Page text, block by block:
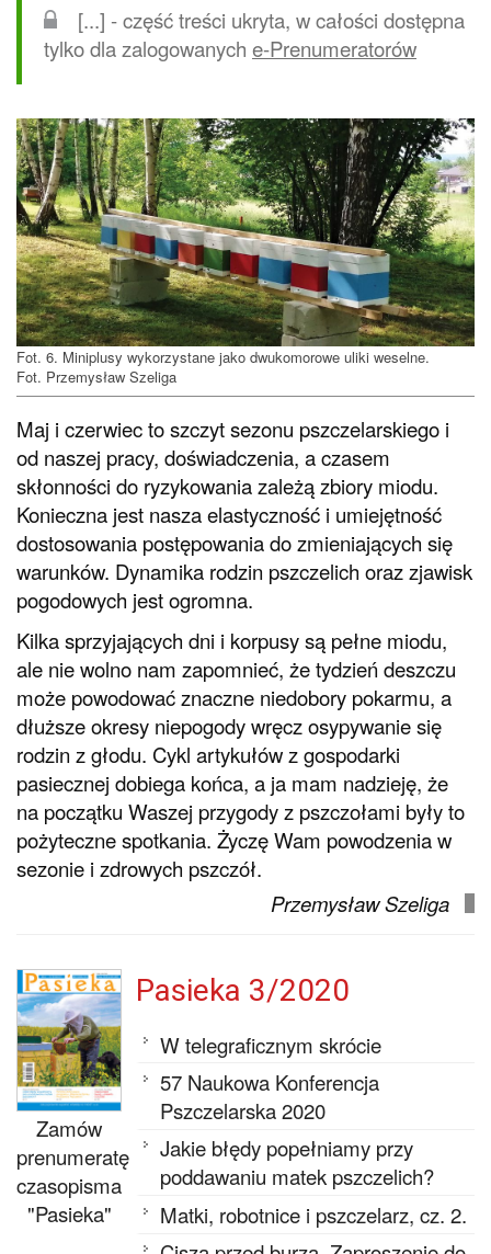
[...] - część treści ukryta, w całości dostępna
tylko dla zalogowanych e-Prenumeratorów
Fot. 6. Miniplusy wykorzystane jako dwukomorowe uliki weselne.
Fot. Przemysław Szeliga
Maj i czerwiec to szczyt sezonu pszczelarskiego i
od naszej pracy, doświadczenia, a czasem
skłonności do ryzykowania zależą zbiory miodu.
Konieczna jest nasza elastyczność i umiejętność
dostosowania postępowania do zmieniających się
warunków. Dynamika rodzin pszczelich oraz zjawisk
pogodowych jest ogromna.
Kilka sprzyjających dni i korpusy są pełne miodu,
ale nie wolno nam zapomnieć, że tydzień deszczu
może powodować znaczne niedobory pokarmu, a
dłuższe okresy niepogody wręcz osypywanie się
rodzin z głodu. Cykl artykułów z gospodarki
pasiecznej dobiega końca, a ja mam nadzieję, że
na początku Waszej przygody z pszczołami były to
pożyteczne spotkania. Życzę Wam powodzenia w
sezonie i zdrowych pszczół.
Przemysław Szeliga
Zamów
prenumeratę
czasopisma
"Pasieka"
Pasieka 3/2020
W telegraficznym skrócie
57 Naukowa Konferencja
Pszczelarska 2020
Jakie błędy popełniamy przy
poddawaniu matek pszczelich?
Matki, robotnice i pszczelarz, cz. 2.